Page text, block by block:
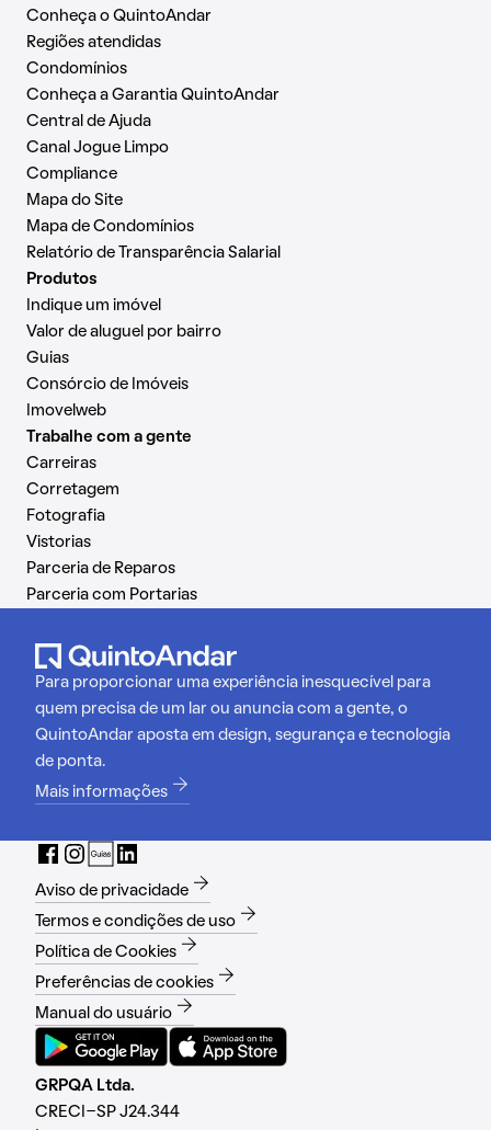
Conheça o QuintoAndar
Regiões atendidas
Condomínios
Conheça a Garantia QuintoAndar
Central de Ajuda
Canal Jogue Limpo
Compliance
Mapa do Site
Mapa de Condomínios
Relatório de Transparência Salarial
Produtos
Indique um imóvel
Valor de aluguel por bairro
Guias
Consórcio de Imóveis
Imovelweb
Trabalhe com a gente
Carreiras
Corretagem
Fotografia
Vistorias
Parceria de Reparos
Parceria com Portarias
Para proporcionar uma experiência inesquecível para
quem precisa de um lar ou anuncia com a gente, o
QuintoAndar aposta em design, segurança e tecnologia
de ponta.
Mais informações
Aviso de privacidade
Termos e condições de uso
Política de Cookies
Preferências de cookies
Manual do usuário
GRPQA Ltda.
CRECI-SP J24.344